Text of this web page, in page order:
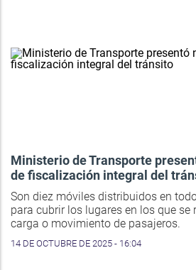
Ministerio de Transporte
de fiscalización integral del
Son diez móviles distribuidos en
para cubrir los lugares en los que se
carga o movimiento de pasajeros.
14 DE OCTUBRE DE 2025 - 16:04